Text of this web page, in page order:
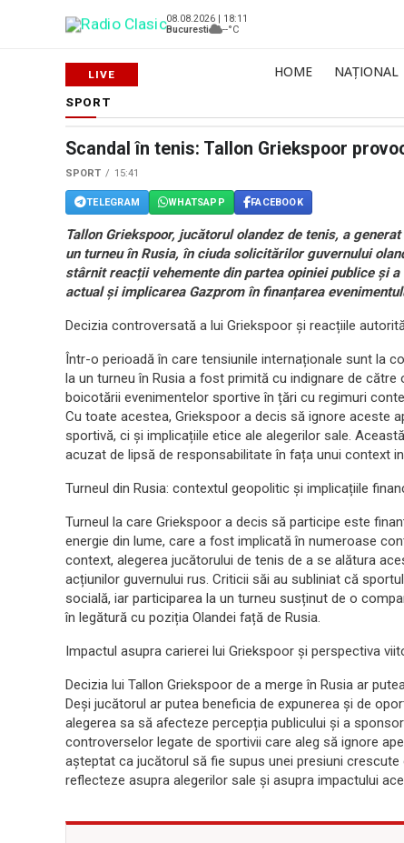
08.08.2026 | 18:11
Bucuresti
--°C
HOME NAȚIONAL
SPORT
Scandal în tenis: Tallon Griekspoor
SPORT 15:41
TELEGRAM WHATSAPP FACEBOOK
Tallon Griekspoor, jucătorul olandez de tenis, a
un turneu în Rusia, în ciuda solicitărilor guvernului
stârnit reacții vehemente din partea opiniei publice și
actual și implicarea Gazprom în finanțarea
Decizia controversată a lui Griekspoor și reacțiile
Într-o perioadă în care tensiunile internaționale sunt la
la un turneu în Rusia a fost primită cu indignare de
boicotării evenimentelor sportive în țări cu regimuri
Cu toate acestea, Griekspoor a decis să ignore aceste
sportivă, ci și implicațiile etice ale alegerilor sale.
acuzat de lipsă de responsabilitate în fața unui context
Turneul din Rusia: contextul geopolitic și implicațiile
Turneul la care Griekspoor a decis să participe este
energie din lume, care a fost implicată în numeroase
context, alegerea jucătorului de tenis de a se alătura
acțiunilor guvernului rus. Criticii săi au subliniat că
socială, iar participarea la un turneu susținut de o
în legătură cu poziția Olandei față de Rusia.
Impactul asupra carierei lui Griekspoor și perspectiva
Decizia lui Tallon Griekspoor de a merge în Rusia ar
Deși jucătorul ar putea beneficia de expunerea și de
alegerea sa să afecteze percepția publicului și a
controverselor legate de sportivii care aleg să ignore
așteptat ca jucătorul să fie supus unei presiuni
reflecteze asupra alegerilor sale și asupra impactului